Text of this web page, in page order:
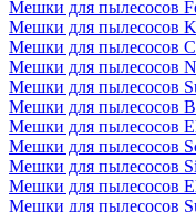
Мешки для пылесосов
Мешки для пылесосов
Мешки для пылесосов
Мешки для пылесосов
Мешки для пылесосов
Мешки для пылесосов
Мешки для пылесосов
Мешки для пылесосов
Мешки для пылесосов
Мешки для пылесосов
Мешки для пылесосов